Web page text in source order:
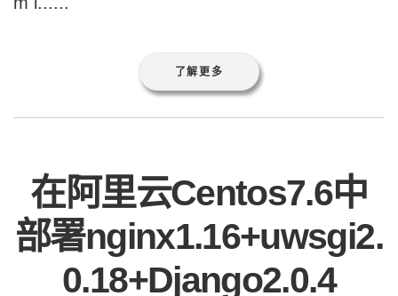
了解更多
在阿里云Centos7.6中
部署nginx1.16+uwsgi2.
0.18+Django2.0.4